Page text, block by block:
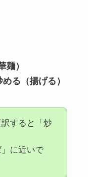
麺）
る（揚げる）
訳すると「炒
に近いで